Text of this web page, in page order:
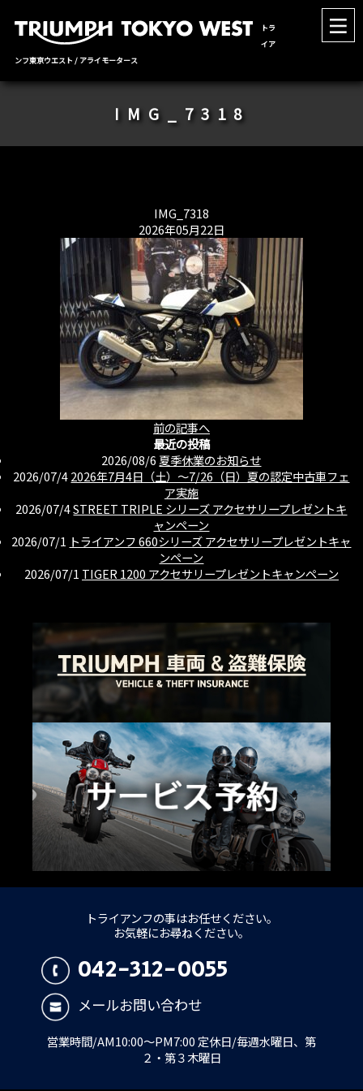
トラ
イア
ンフ東京ウエスト / アライモータース
IMG_7318
IMG_7318
2026年05月22日
前の記事へ
最近の投稿
2026/08/6 夏季休業のお知らせ
2026/07/42026年7月4日（土）〜7/26（日）夏の認定中古車フェ
ア実施
2026/07/4STREET TRIPLE シリーズ アクセサリープレゼントキ
ャンペーン
2026/07/1 トライアンフ 660シリーズ アクセサリープレゼントキャ
ンペーン
2026/07/1 TIGER 1200 アクセサリープレゼントキャンペーン
トライアンフの事はお任せください。
お気軽にお尋ねください。
042-312-0055
メールお問い合わせ
営業時間/AM10:00～PM7:00 定休日/毎週水曜日、第
２・第３木曜日